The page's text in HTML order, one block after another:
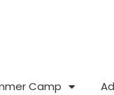
Camp